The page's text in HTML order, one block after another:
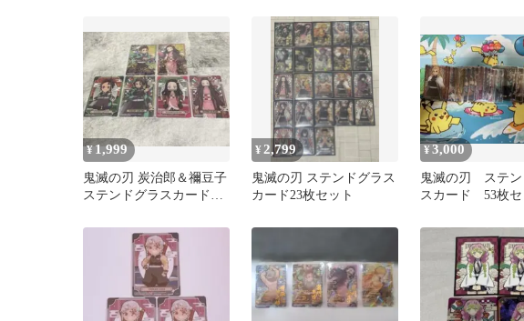
¥ 1,999
鬼滅の刃 炭治郎＆禰豆子
ステンドグラスカードセ
¥2,799
鬼滅の刃 ステンドグラス
カード23枚セット
¥3,000
鬼滅の刃 ステン
スカード 53枚